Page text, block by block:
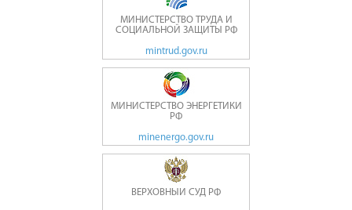
МИНИСТЕРСТВО ТРУДА И
СОЦИАЛЬНОЙ ЗАЩИТЫ РФ
mintrud.gov.ru
МИНИСТЕРСТВО ЭНЕРГЕТИКИ
РФ
minenergo.gov.ru
ВЕРХОВНЫЙ СУД РФ